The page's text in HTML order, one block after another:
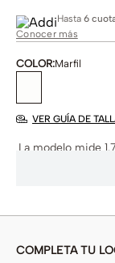
Hasta 6
Conocer más
COLOR:Marfil
La modelo mide
VER GUÍA DE
COMPLETA TU